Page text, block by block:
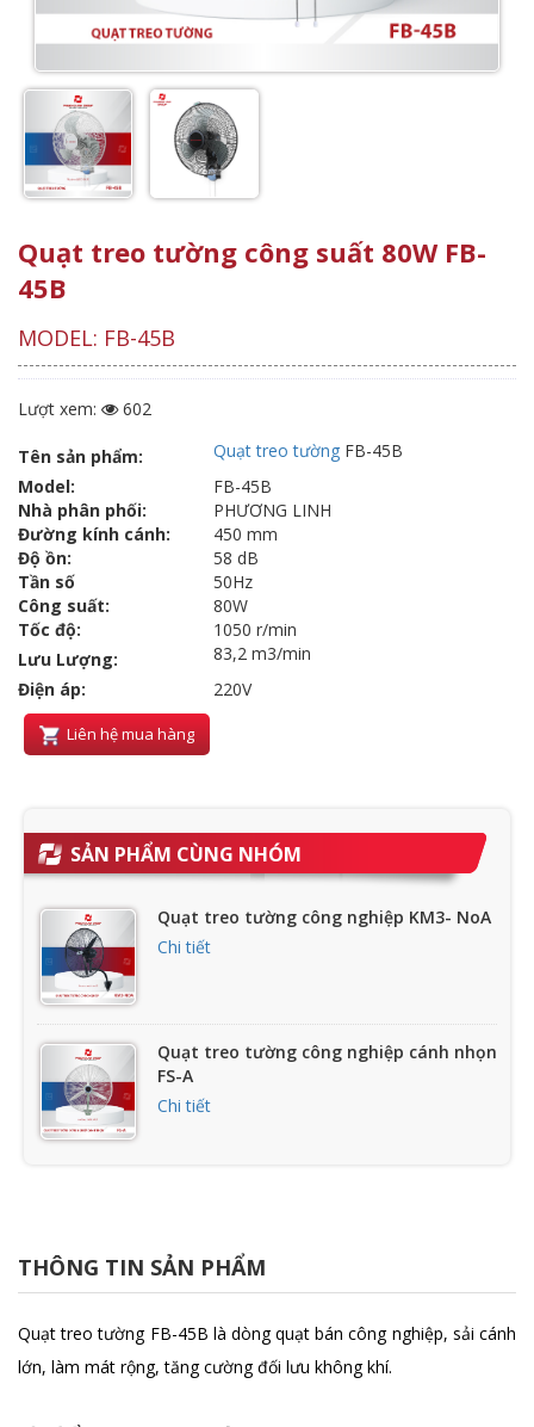
Quạt treo tường công suất 80W FB-
45B
MODEL: FB-45B
Lượt xem: 602
Tên sản phẩm: Quạt treo tường FB-45B
Model:
FB-45B
Nhà phân phối:
PHƯƠNG LINH
Đường kính cánh: 450 mm
Độ ồn:
58 dB
Tần số
50Hz
Công suất:
80W
Tốc độ:
1050 r/min
Lưu Lượng:
83,2 m3/min
Điện áp:
220V
Liên hệ mua hàng
SẢN PHẨM CÙNG NHÓM
Quạt treo tường công nghiệp KM3- NoA
Chi tiết
Quạt treo tường công nghiệp cánh nhọn
FS-A
Chi tiết
Quạt treo tường FB-45C
THÔNG TIN SẢN PHẨM
Quạt treo tường FB-45B là dòng quạt bán công nghiệp, sải cánh
lớn, làm mát rộng, tăng cường đối lưu không khí.